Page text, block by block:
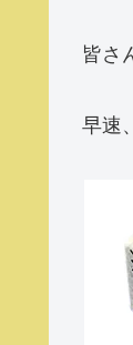
皆さ
早速